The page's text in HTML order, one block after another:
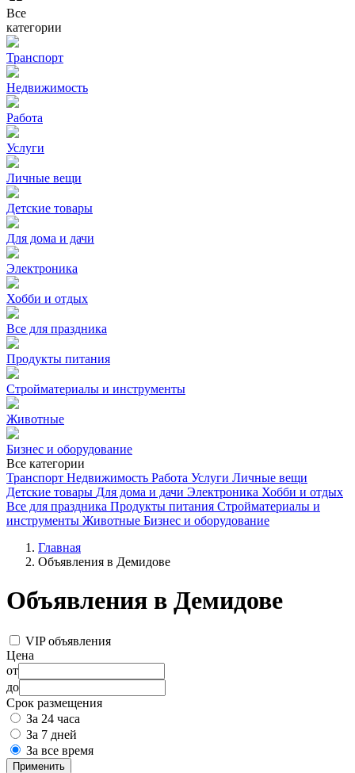
Все
категории
Транспорт
Недвижимость
Работа
Услуги
Личные вещи
Детские товары
Для дома и дачи
Электроника
Хобби и отдых
Все для праздника
Продукты питания
Стройматериалы и инструменты
Животные
Бизнес и оборудование
Все категории
Транспорт Недвижимость Работа Услуги Личные вещи
Детские товары Для дома и дачи Электроника Хобби и отдых
Все для праздника Продукты питания Стройматериалы и
инструменты Животные Бизнес и оборудование
Главная
Объявления в Демидове
Объявления в Демидове
VIP объявления
Цена
от
до
Срок размещения
За 24 часа
За 7 дней
За все время
Применить